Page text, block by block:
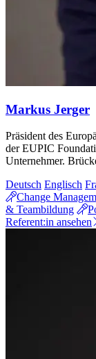
Markus Jerger
Präsident des
der EUPIC
Unternehmer.
Deutsch Englisch
Change
& Teambildung
Referent:in ansehen